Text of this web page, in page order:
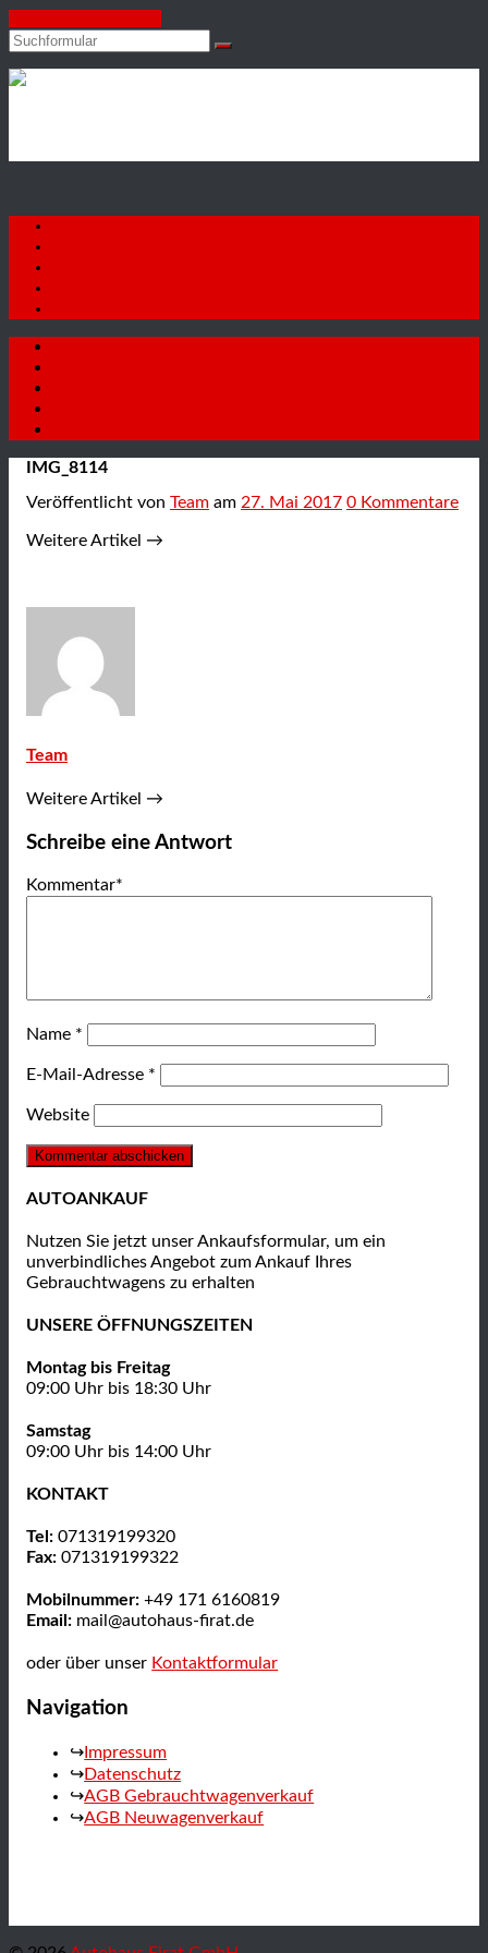
Suchen
Autohaus
IMG_8114
Veröffentlicht von Team am 27. Mai 2017 0 Kommentare
Weitere Artikel →
Team
Weitere Artikel →
Schreibe eine Antwort
Kommentar*
Name *
E-Mail-Adresse *
Website
AUTOANKAUF
Nutzen Sie jetzt unser Ankaufsformular, um ein
unverbindliches Angebot zum Ankauf Ihres
Gebrauchtwagens zu erhalten
UNSERE ÖFFNUNGSZEITEN
Montag bis Freitag
09:00 Uhr bis 18:30 Uhr
Samstag
09:00 Uhr bis 14:00 Uhr
KONTAKT
Tel: 071319199320
Fax: 071319199322
Mobilnummer: +49 171 6160819
Email: mail@autohaus-firat.de
oder über unser Kontaktformular
Navigation
Impressum
Datenschutz
AGB Gebrauchtwagenverkauf
AGB Neuwagenverkauf